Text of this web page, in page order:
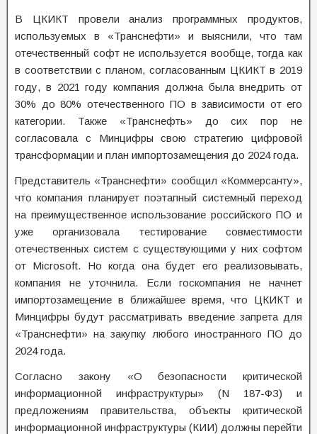
В ЦКИКТ провели анализ программных продуктов,
используемых в «Транснефти» и выяснили, что там
отечественный софт не используется вообще, тогда как
в соответствии с планом, согласованным ЦКИКТ в 2019
году, в 2021 году компания должна была внедрить от
30% до 80% отечественного ПО в зависимости от его
категории. Также «Транснефть» до сих пор не
согласовала с Минцифры свою стратегию цифровой
трансформации и план импортозамещения до 2024 года.
Представитель «Транснефти» сообщил «Коммерсанту»,
что компания планирует поэтапный системный переход
на преимущественное использование российского ПО и
уже организовала тестирование совместимости
отечественных систем с существующими у них софтом
от Microsoft. Но когда она будет его реализовывать,
компания не уточнила. Если госкомпания не начнет
импортозамещение в ближайшее время, что ЦКИКТ и
Минцифры будут рассматривать введение запрета для
«Транснефти» на закупку любого иностранного ПО до
2024 года.
Согласно закону «О безопасности критической
информационной инфраструктуры» (N 187-ФЗ) и
предложениям правительства, объекты критической
информационной инфраструктуры (КИИ) должны перейти